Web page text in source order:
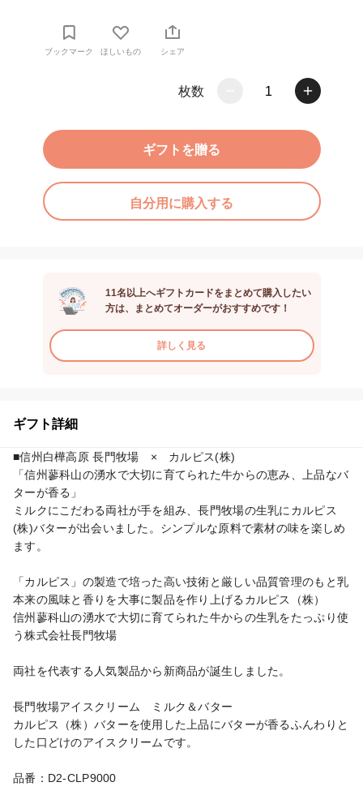
ブックマーク ほしいもの シェア
枚数 1
ギフトを贈る
自分用に購入する
11名以上へギフトカードをまとめて購入したい
方は、まとめてオーダーがおすすめです！
詳しく見る
ギフト詳細
■信州白樺高原 長門牧場　×　カルピス(株)
「信州蓼科山の湧水で大切に育てられた牛からの恵み、上品なバ
ターが香る」
ミルクにこだわる両社が手を組み、長門牧場の生乳にカルピス
(株)バターが出会いました。シンプルな原料で素材の味を楽しめ
ます。
「カルピス」の製造で培った高い技術と厳しい品質管理のもと乳
本来の風味と香りを大事に製品を作り上げるカルピス（株）
信州蓼科山の湧水で大切に育てられた牛からの生乳をたっぷり使
う株式会社長門牧場
両社を代表する人気製品から新商品が誕生しました。
長門牧場アイスクリーム　ミルク＆バター
カルピス（株）バターを使用した上品にバターが香るふんわりと
した口どけのアイスクリームです。
品番：D2-CLP9000